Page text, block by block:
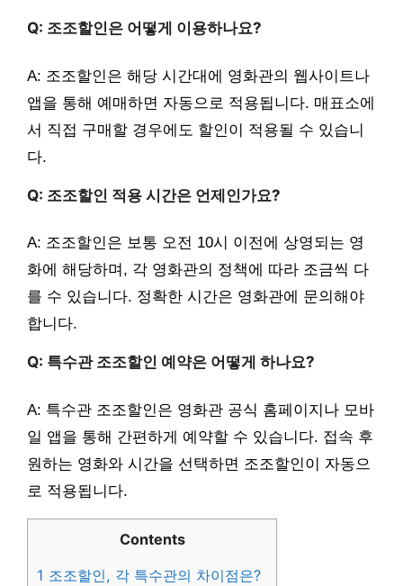
Q: 조조할인은 어떻게 이용하나요?
A: 조조할인은 해당 시간대에 영화관의 웹사이트나
앱을 통해 예매하면 자동으로 적용됩니다. 매표소에
서 직접 구매할 경우에도 할인이 적용될 수 있습니
다.
Q: 조조할인 적용 시간은 언제인가요?
A: 조조할인은 보통 오전 10시 이전에 상영되는 영
화에 해당하며, 각 영화관의 정책에 따라 조금씩 다
를 수 있습니다. 정확한 시간은 영화관에 문의해야
합니다.
Q: 특수관 조조할인 예약은 어떻게 하나요?
A: 특수관 조조할인은 영화관 공식 홈페이지나 모바
일 앱을 통해 간편하게 예약할 수 있습니다. 접속 후
원하는 영화와 시간을 선택하면 조조할인이 자동으
로 적용됩니다.
Contents
1 조조할인, 각 특수관의 차이점은?